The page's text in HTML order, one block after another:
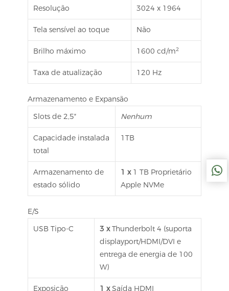
Resolução 3024 x 1964
Tela sensível ao toque Não
Brilho máximo 1600 cd/m2
Taxa de atualização 120 Hz
Armazenamento e Expansão
Slots de 2,5″
Nenhum
Capacidade instalada
total
1TB
Armazenamento de
estado sólido
1 x 1 TB Proprietário
Apple NVMe
E/S
USB Tipo-C
3 xThunderbolt 4 (suporta
displayport/HDMI/DVI e
entrega de energia de 100
W)
Exposição 1 xSaída HDMI